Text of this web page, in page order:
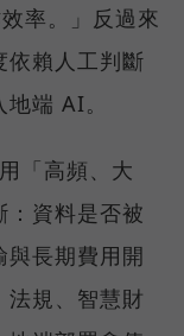
率。」反過來
依賴人工判斷
端 AI。
「高頻、大
資料是否被
長期費用開
法規、智慧財